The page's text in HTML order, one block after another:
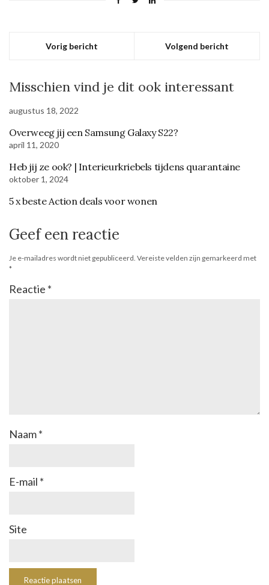
Vorig bericht Volgend bericht
Misschien vind je dit ook interessant
augustus 18, 2022
Overweeg jij een Samsung Galaxy S22?
april 11, 2020
Heb jij ze ook? | Interieurkriebels tijdens quarantaine
oktober 1, 2024
5 x beste Action deals voor wonen
Geef een reactie
Je e-mailadres wordt niet gepubliceerd. Vereiste velden zijn gemarkeerd met
*
Reactie *
Naam*
E-mail *
Site